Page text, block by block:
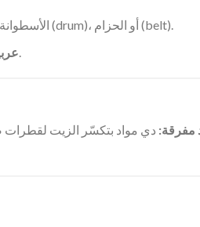
أجهزة بتشيل الزيت من على سطح الميّة. فيه أنواع زي سكيمرز الحافة (weir)، الأسطوانة (drum)، أو الحزام (belt).
مفرقة: دي مواد بتكسّر الزيت لقطرات